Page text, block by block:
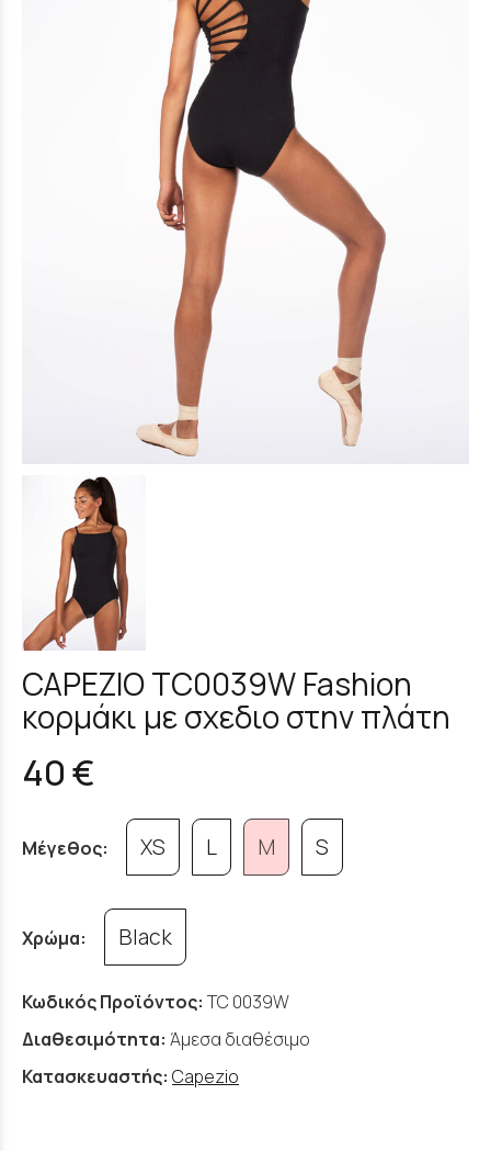
CAPEZIO TC0039W Fashion
κορμάκι με σχεδιο στην πλάτη
40 €
Μέγεθος: XS L M S
Χρώμα: Black
Κωδικός Προϊόντος: TC 0039W
Διαθεσιμότητα: Άμεσα διαθέσιμο
Κατασκευαστής: Capezio